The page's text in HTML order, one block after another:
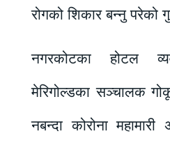
रोगको शिकार बन्नु परेको
नगरकोटका होटल
मेरिगोल्डका सञ्चालक
नबन्दा कोरोना